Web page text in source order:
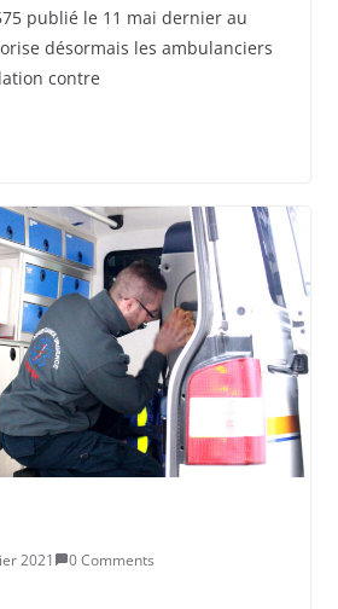
publié le 11 mai dernier au
désormais les ambulanciers
contre
2021
0 Comments